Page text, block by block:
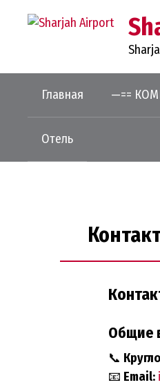
Главная —==
Отель
Общие
📞
📧 Email: